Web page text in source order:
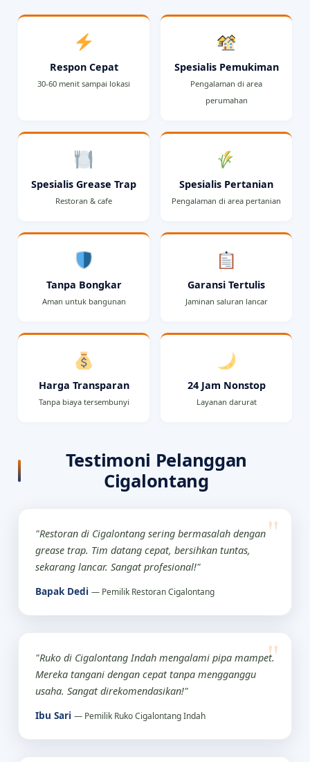
Respon Cepat
30-60 menit sampai lokasi
Spesialis Pemukiman
Pengalaman di area
perumahan
Spesialis Grease Trap
Restoran & cafe
Spesialis Pertanian
Pengalaman di area pertanian
Tanpa Bongkar
Aman untuk bangunan
Garansi Tertulis
Jaminan saluran lancar
Harga Transparan
Tanpa biaya tersembunyi
24 Jam Nonstop
Layanan darurat
Testimoni Pelanggan
Cigalontang
"Restoran di Cigalontang sering bermasalah dengan
grease trap. Tim datang cepat, bersihkan tuntas,
sekarang lancar. Sangat profesional!"
Bapak Dedi — Pemilik Restoran Cigalontang
"Ruko di Cigalontang Indah mengalami pipa mampet.
Mereka tangani dengan cepat tanpa mengganggu
usaha. Sangat direkomendasikan!"
Ibu Sari — Pemilik Ruko Cigalontang Indah